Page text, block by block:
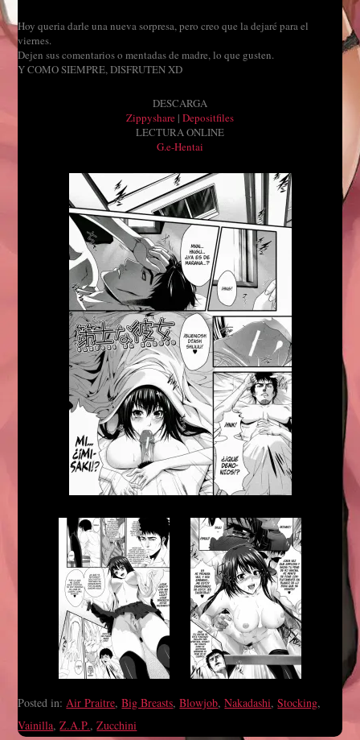
Hoy queria darle una nueva sorpresa, pero creo que la dejaré para el
viernes.
Dejen sus comentarios o mentadas de madre, lo que gusten.
Y COMO SIEMPRE, DISFRUTEN XD
DESCARGA
Zippyshare | Depositfiles
LECTURA ONLINE
G.e-Hentai
Posted in:Air Praitre,Big Breasts,Blowjob,Nakadashi,Stocking,
Vainilla,Z.A.P.,Zucchini